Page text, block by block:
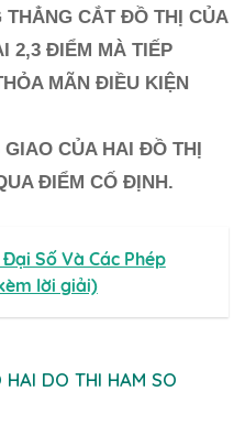
CẮT ĐỒ THỊ CỦA
2,3 ĐIỂM MÀ TIẾP
MÃN ĐIỀU KIỆN
CỦA HAI ĐỒ THỊ
ĐIỂM CỐ ĐỊNH.
Số Và Các Phép
lời giải)
DO THI HAM SO